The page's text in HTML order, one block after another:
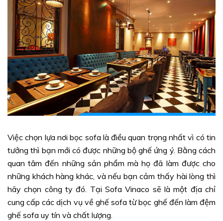
Việc chọn lựa nơi bọc sofa là điều quan trọng nhất vì có tin
tưởng thì bạn mới có được những bộ ghế ứng ý. Bằng cách
quan tâm đến những sản phẩm mà họ đã làm được cho
những khách hàng khác, và nếu bạn cảm thấy hài lòng thì
hãy chọn công ty đó. Tại Sofa Vinaco sẽ là một địa chỉ
cung cấp các dịch vụ về ghế sofa từ bọc ghế đến làm đệm
ghế sofa uy tín và chất lượng.